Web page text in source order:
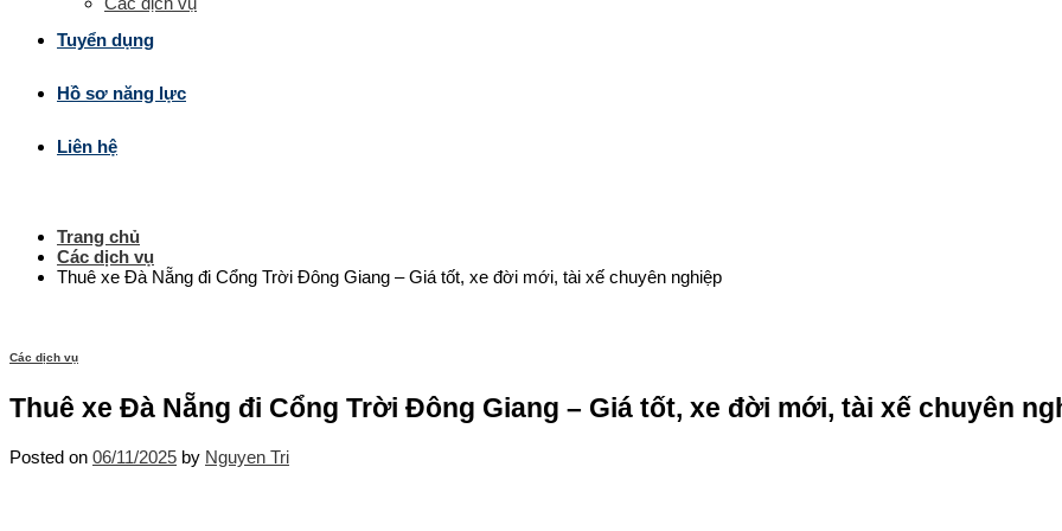
Tuyển dụng
Hồ sơ năng lực
Liên hệ
Trang chủ
Các dịch vụ
Thuê xe Đà Nẵng đi Cổng Trời Đông Giang – Giá tốt, xe đời mới, tài xế chuyên nghiệp
Các dịch vụ
Thuê xe Đà Nẵng đi Cổng Trời Đông Giang – Giá tốt, xe đời mới, tài xế chuyên
Posted on 06/11/2025 by Nguyen Tri